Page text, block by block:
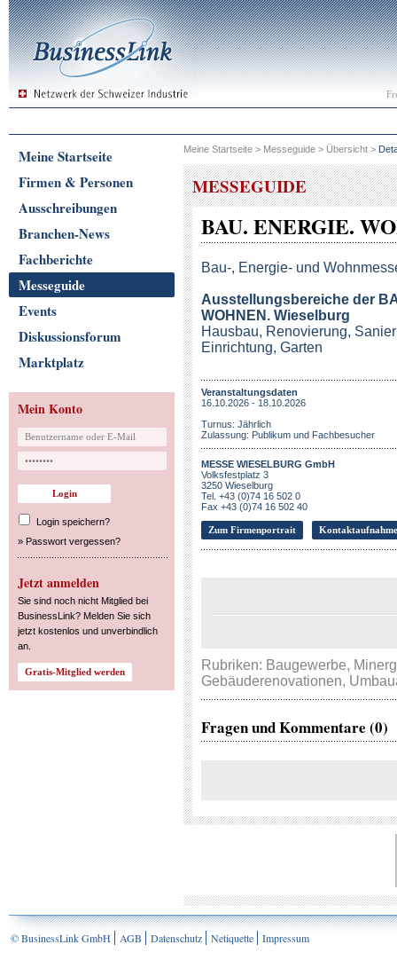
Meine Startseite
Firmen & Personen
Ausschreibungen
Branchen-News
Fachberichte
Messeguide
Events
Diskussionsforum
Marktplatz
Mein Konto
Login speichern?
» Passwort vergessen?
Jetzt anmelden
Sie sind noch nicht Mitglied bei
BusinessLink? Melden Sie sich
jetzt kostenlos und unverbindlich
an.
Meine Startseite > Messeguide > Übersicht >
MESSEGUIDE
BAU. ENERGIE.
Bau-, Energie- und
Ausstellungsbereiche der
WOHNEN. Wieselburg
Hausbau, Renovierung,
Einrichtung, Garten
Veranstaltungsdaten
16.10.2026 - 18.10.2026
Turnus: Jährlich
Zulassung: Publikum und Fachbesucher
MESSE WIESELBURG GmbH
Volksfestplatz 3
3250 Wieselburg
Tel. +43 (0)74 16 502 0
Fax +43 (0)74 16 502 40
Zum Firmenportrait Kontaktaufnahme
Rubriken: Baugewerbe,
Gebäuderenovationen,
Fragen und Kommentare (0)
© BusinessLink GmbH AGB Datenschutz Netiquette Impressum